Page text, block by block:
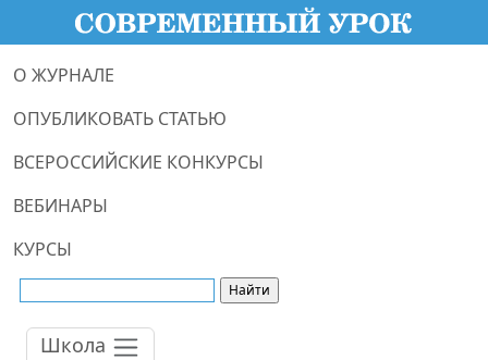
О ЖУРНАЛЕ
ОПУБЛИКОВАТЬ СТАТЬЮ
ВСЕРОССИЙСКИЕ КОНКУРСЫ
ВЕБИНАРЫ
КУРСЫ
Школа